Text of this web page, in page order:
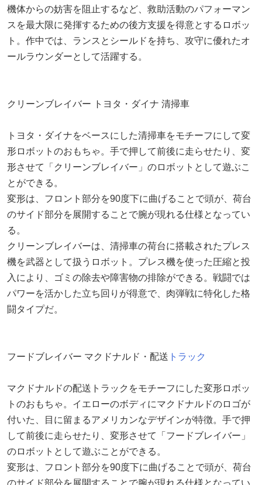
機体からの妨害を阻止するなど、救助活動のパフォーマン
スを最大限に発揮するための後方支援を得意とするロボッ
ト。作中では、ランスとシールドを持ち、攻守に優れたオ
ールラウンダーとして活躍する。
クリーンブレイバー トヨタ・ダイナ 清掃車
トヨタ・ダイナをベースにした清掃車をモチーフにして変
形ロボットのおもちゃ。手で押して前後に走らせたり、変
形させて「クリーンブレイバー」のロボットとして遊ぶこ
とができる。
変形は、フロント部分を90度下に曲げることで頭が、荷台
のサイド部分を展開することで腕が現れる仕様となってい
る。
クリーンブレイバーは、清掃車の荷台に搭載されたプレス
機を武器として扱うロボット。プレス機を使った圧縮と投
入により、ゴミの除去や障害物の排除ができる。戦闘では
パワーを活かした立ち回りが得意で、肉弾戦に特化した格
闘タイプだ。
フードブレイバー マクドナルド・配送 トラック
マクドナルドの配送トラックをモチーフにした変形ロボッ
トのおもちゃ。イエローのボディにマクドナルドのロゴが
付いた、目に留まるアメリカンなデザインが特徴。手で押
して前後に走らせたり、変形させて「フードブレイバー」
のロボットとして遊ぶことができる。
変形は、フロント部分を90度下に曲げることで頭が、荷台
のサイド部分を展開することで腕が現れる仕様となってい